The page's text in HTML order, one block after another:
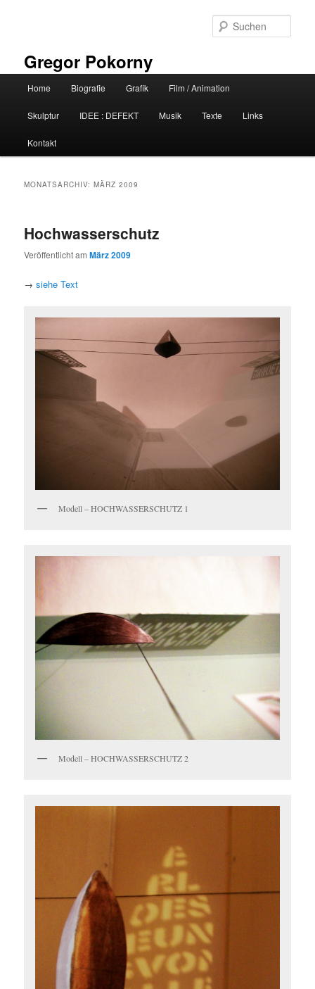
Gregor Pokorny
Home Biografie Grafik Film / Animation
Skulptur IDEE : DEFEKT Musik Texte Links
Kontakt
MONATSARCHIV:MÄRZ 2009
Hochwasserschutz
Veröffentlicht amMärz 2009
→siehe Text
Modell – HOCHWASSERSCHUTZ 1
Modell – HOCHWASSERSCHUTZ 2